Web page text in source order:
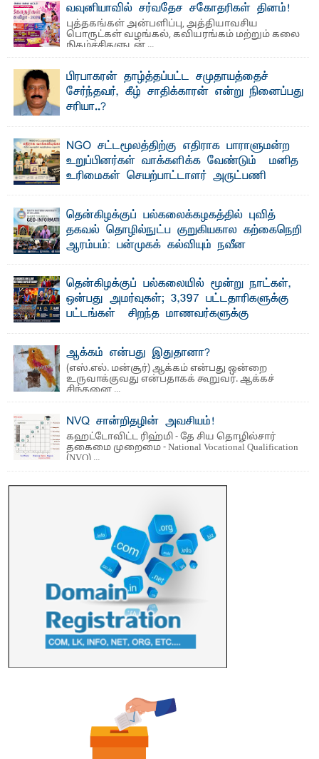
வவுனியாவில் சர்வதேச சகோதரிகள் தினம்!
புத்தகங்கள் அன்பளிப்பு, அத்தியாவசிய
பொருட்கள் வழங்கல், கவியரங்கம் மற்றும் கலை
நிகழ்ச்சிகளுடன் ...
பிரபாகரன் தாழ்த்தப்பட்ட சமுதாயத்தைச்
சேர்ந்தவர், கீழ் சாதிக்காரன் என்று நினைப்பது
சரியா..?
NGO சட்டமூலத்திற்கு எதிராக பாராளுமன்ற
உறுப்பினர்கள் வாக்களிக்க வேண்டும் – மனித
உரிமைகள் செயற்பாட்டாளர் அருட்பணி
லூக்ஜோன் வேண்டுகோள்
ஜே. எப். காமிலா பேகம்- இ லங்கை அரசாங்கம் அரசுசாரா
அமைப்புகள் (NGO) தொடர்பான புதிய சட்டமூலத்தை ...
தென்கிழக்குப் பல்கலைக்கழகத்தில் புவித்
தகவல் தொழில்நுட்ப குறுகியகால கற்கைநெறி
ஆரம்பம்: பன்முகக் கல்வியும் நவீன
பேராசிரியர் எம். எம். பாஸில்
தெ ன்கிழக்குப் பல்கலைக்கழகத்தின் கலை மற்றும் கலாசார
பீடத்தின் புவியியல் துறையினால் ...
தென்கிழக்குப் பல்கலையில் மூன்று நாட்கள்,
ஒன்பது அமர்வுகள்; 3,397 பட்டதாரிகளுக்கு
பட்டங்கள் – சிறந்த மாணவர்களுக்கு
மற்றும் சிறப்புப் பரிசுகள்
எம்.வை. அமீர்- ஒ லுவிலில் அமைந்துள்ள தென்கிழக்குப்
பல்கலைக்கழகத்தின் 18ஆவது பொதுப் பட்டமளிப்பு விழா ...
ஆக்கம் என்பது இதுதானா?
(எஸ்.எல். மன்சூர்) ஆக்கம் என்பது ஒன்றை
உருவாக்குவது என்பதாகக் கூறுவர். ஆக்கச்
சிந்தனை ...
NVQ சான்றிதழின் அவசியம்!
கஹட்டோவிட்ட ரிஹ்மி - தே சிய தொழில்சார்
தகைமை முறைமை - National Vocational Qualification
(NVQ) ...